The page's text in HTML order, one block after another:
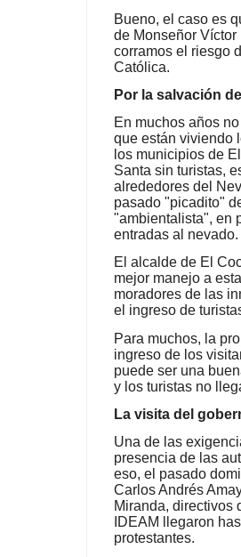
Bueno, el caso es
de Monseñor
corramos el riesgo
Católica.
Por la salvación
En muchos años
que están viviendo
los municipios de
Santa sin turistas,
alrededores del
pasado "picadito"
"ambientalista", en
entradas al nevado.
El alcalde de El
mejor manejo a
moradores de las
el ingreso de
Para muchos, la
ingreso de los
puede ser una
y los turistas no
La visita del
Una de las
presencia de las
eso, el pasado
Carlos Andrés
Miranda, directivos
IDEAM llegaron
protestantes.